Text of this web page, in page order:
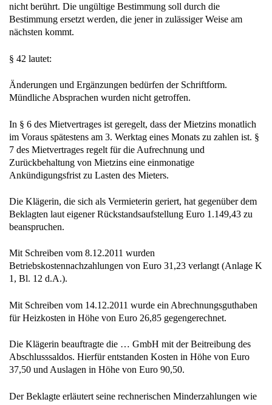
nicht berührt. Die ungültige Bestimmung soll durch die
Bestimmung ersetzt werden, die jener in zulässiger Weise am
nächsten kommt.
§ 42 lautet:
Änderungen und Ergänzungen bedürfen der Schriftform.
Mündliche Absprachen wurden nicht getroffen.
In § 6 des Mietvertrages ist geregelt, dass der Mietzins monatlich
im Voraus spätestens am 3. Werktag eines Monats zu zahlen ist. §
7 des Mietvertrages regelt für die Aufrechnung und
Zurückbehaltung von Mietzins eine einmonatige
Ankündigungsfrist zu Lasten des Mieters.
Die Klägerin, die sich als Vermieterin geriert, hat gegenüber dem
Beklagten laut eigener Rückstandsaufstellung Euro 1.149,43 zu
beanspruchen.
Mit Schreiben vom 8.12.2011 wurden
Betriebskostennachzahlungen von Euro 31,23 verlangt (Anlage K
1, Bl. 12 d.A.).
Mit Schreiben vom 14.12.2011 wurde ein Abrechnungsguthaben
für Heizkosten in Höhe von Euro 26,85 gegengerechnet.
Die Klägerin beauftragte die … GmbH mit der Beitreibung des
Abschlusssaldos. Hierfür entstanden Kosten in Höhe von Euro
37,50 und Auslagen in Höhe von Euro 90,50.
Der Beklagte erläutert seine rechnerischen Minderzahlungen wie